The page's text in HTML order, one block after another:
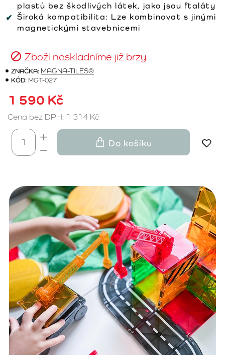
plastů bez škodlivých látek, jako jsou ftaláty
Široká kompatibilita: Lze kombinovat s jinými
magnetickými stavebnicemi
Zboží naskladníme již brzy
ZNAČKA: MAGNA-TILES®
KÓD: MGT-027
1 590 Kč
Cena bez DPH: 1 314 Kč
Do košíku